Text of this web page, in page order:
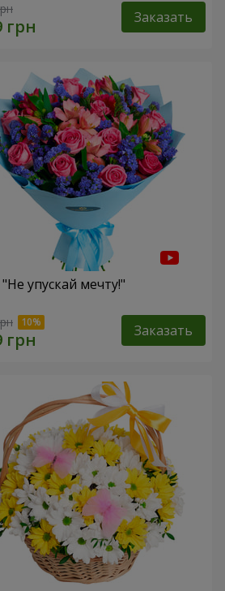
Заказать
упускай мечту!"
Заказать